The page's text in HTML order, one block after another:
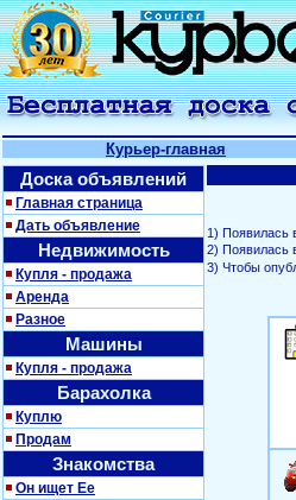
Курьер-главная
Доска объявлений
Главная страница
Дать объявление
Недвижимость
Купля - продажа
Аренда
Разное
Машины
Купля - продажа
Барахолка
Куплю
Продам
Знакомства
Он ищет Ее
1) Появилась
2) Появилась
3) Чтобы